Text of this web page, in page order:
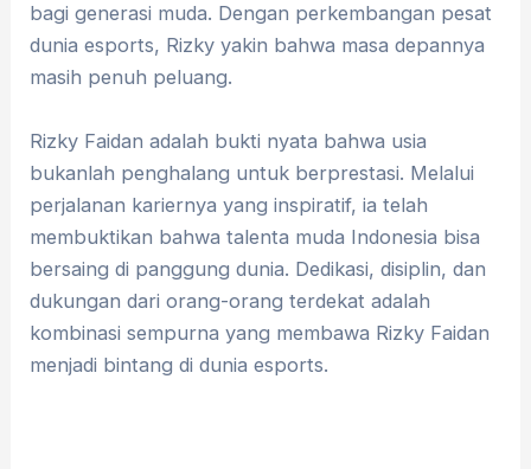
bagi generasi muda. Dengan perkembangan pesat
dunia esports, Rizky yakin bahwa masa depannya
masih penuh peluang.
Rizky Faidan adalah bukti nyata bahwa usia
bukanlah penghalang untuk berprestasi. Melalui
perjalanan kariernya yang inspiratif, ia telah
membuktikan bahwa talenta muda Indonesia bisa
bersaing di panggung dunia. Dedikasi, disiplin, dan
dukungan dari orang-orang terdekat adalah
kombinasi sempurna yang membawa Rizky Faidan
menjadi bintang di dunia esports.